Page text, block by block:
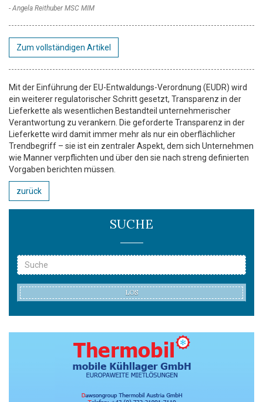
Angela Reithuber MSC MIM
Zum vollständigen Artikel
Mit der Einführung der EU-Entwaldungs-Verordnung (EUDR) wird
ein weiterer regulatorischer Schritt gesetzt, Transparenz in der
Lieferkette als wesentlichen Bestandteil unternehmerischer
Verantwortung zu verankern. Die geforderte Transparenz in der
Lieferkette wird damit immer mehr als nur ein oberflächlicher
Trendbegriff – sie ist ein zentraler Aspekt, dem sich Unternehmen
wie Manner verpflichten und über den sie nach streng definierten
Vorgaben berichten müssen.
zurück
SUCHE
LOS